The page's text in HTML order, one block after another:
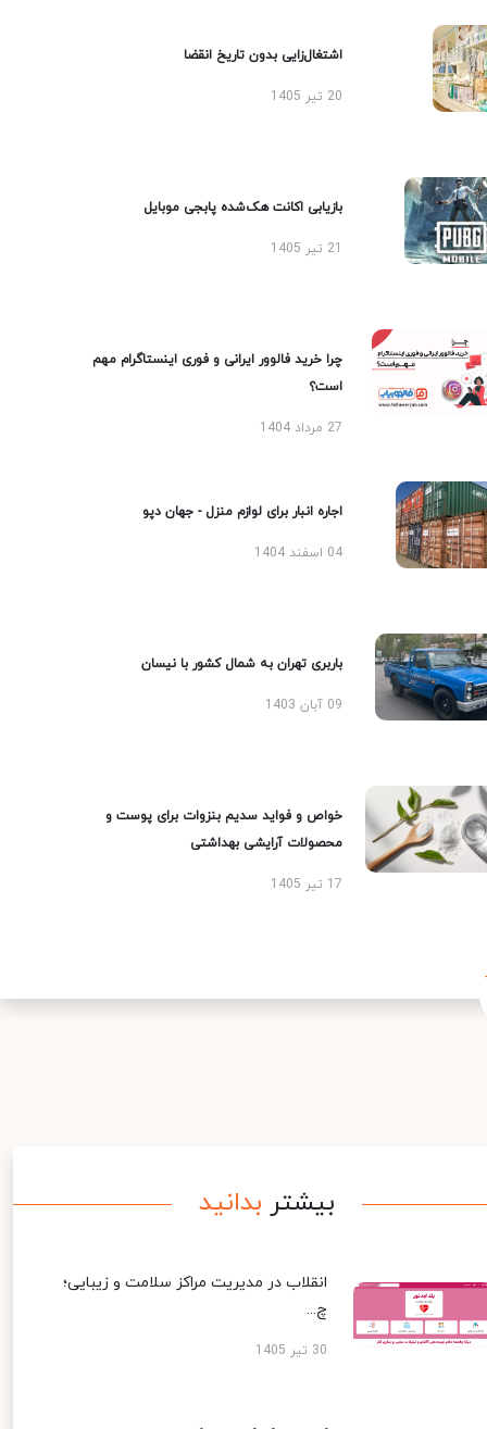
اشتغال‌زایی بدون تاریخ انقضا
20 تیر 1405
بازیابی اکانت هک‌شده پابجی موبایل
چرا خرید فالوور ایرانی و فوری اینستاگرام مهم
است؟
27 مرداد 1404
اجاره انبار برای لوازم منزل - جهان دپو
04 اسفند 1404
باربری تهران به شمال کشور با نیسان
09 آبان 1403
خواص و فواید سدیم بنزوات برای پوست و
محصولات آرایشی بهداشتی
17 تیر 1405
بیشتر بدانید
انقلاب در مدیریت مراکز سلامت و زیبایی؛
چ...
30 تیر 1405